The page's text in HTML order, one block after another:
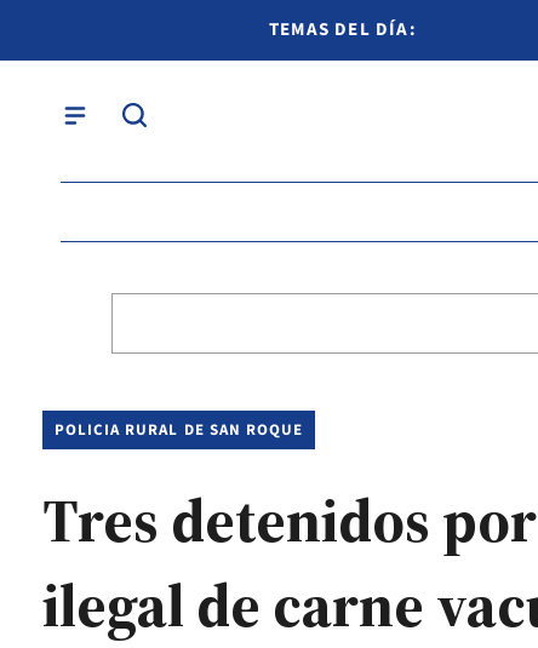
TEMAS DEL DÍA:
POLICIA RURAL DE SAN ROQUE
Tres detenidos
ilegal de carne